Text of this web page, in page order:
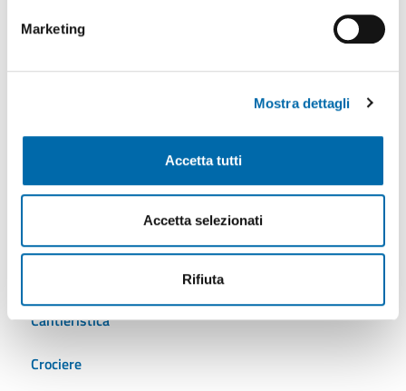
Marketing
Mostra dettagli
Accetta tutti
Accetta selezionati
Rifiuta
nostre virtù marinare. Le regate si svolgeranno nelle
acque antistanti il porto e la Marina.
Tutti gli argomenti
AdSP
Cantieristica
Crociere